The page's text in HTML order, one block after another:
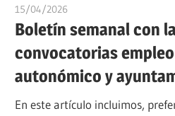
15/04/2026
Boletín semanal con
convocatorias
autonómico y
En este artículo incluimos,